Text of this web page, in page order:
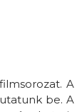
A
be. A